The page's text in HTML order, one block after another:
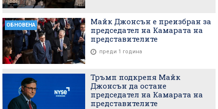
ОБНОВЕНА
Майк Джонсън e преизбран за
председател на Камарата на
представителите
преди 1 година
Тръмп подкрепя Майк
Джонсън да остане
председател на Камарата на
представителите